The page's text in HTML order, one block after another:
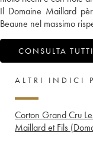
Il Domaine Maillard
Beaune nel massimo
CONSULTA
ALTRI INDICI
Corton Grand Cru
Maillard et Fils